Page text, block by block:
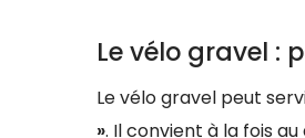
Le vélo gravel :
Le vélo gravel peut
». Il convient à la fois